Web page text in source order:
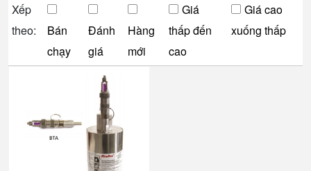
Xếp
theo:
Bán
chạy
Đánh
giá
Hàng
mới
Giá
thấp đến
cao
Giá cao
xuống thấp